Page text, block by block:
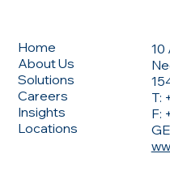
10
T:
F:
Home
About Us
Solutions
Careers
Insights
Locations